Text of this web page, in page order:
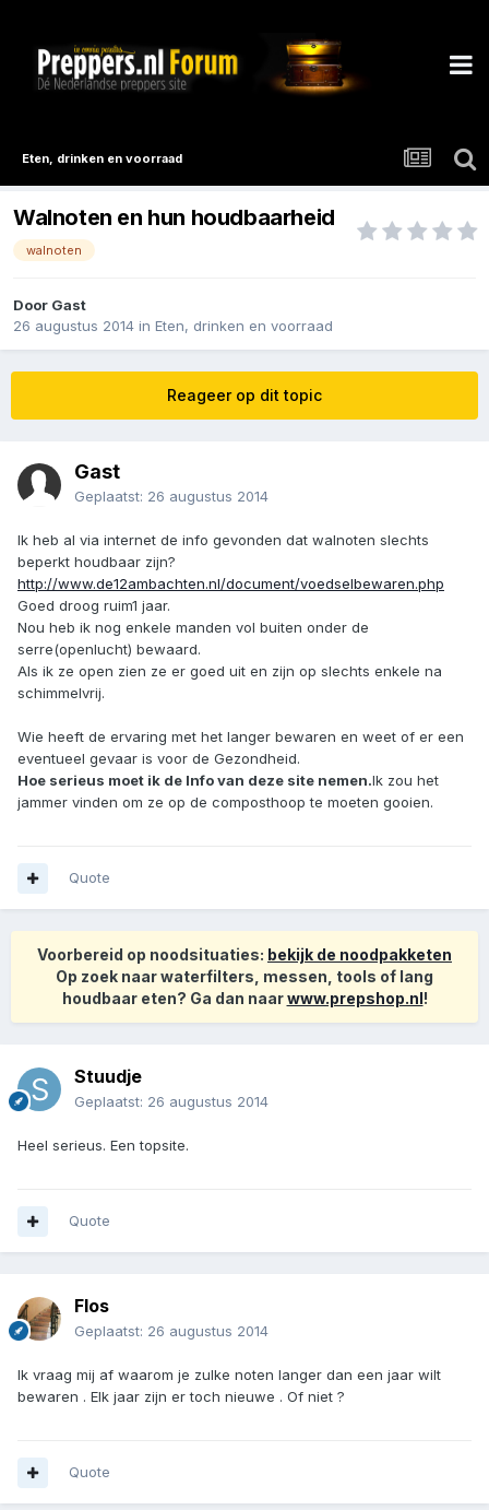
Eten, drinken en voorraad
Walnoten en hun houdbaarheid
walnoten
Door Gast
26 augustus 2014 in Eten, drinken en voorraad
Reageer op dit topic
Gast
Geplaatst: 26 augustus 2014
Ik heb al via internet de info gevonden dat walnoten slechts
beperkt houdbaar zijn?
http://www.de12ambachten.nl/document/voedselbewaren.php
Goed droog ruim1 jaar.
Nou heb ik nog enkele manden vol buiten onder de
serre(openlucht) bewaard.
Als ik ze open zien ze er goed uit en zijn op slechts enkele na
schimmelvrij.
Wie heeft de ervaring met het langer bewaren en weet of er een
eventueel gevaar is voor de Gezondheid.
Hoe serieus moet ik de Info van deze site nemen.Ik zou het
jammer vinden om ze op de composthoop te moeten gooien.
Quote
Voorbereid op noodsituaties: bekijk de noodpakketen
Op zoek naar waterfilters, messen, tools of lang
houdbaar eten? Ga dan naarwww.prepshop.nl!
Stuudje
Geplaatst: 26 augustus 2014
Heel serieus. Een topsite.
Quote
Flos
Geplaatst: 26 augustus 2014
Ik vraag mij af waarom je zulke noten langer dan een jaar wilt
bewaren . Elk jaar zijn er toch nieuwe . Of niet ?
Quote